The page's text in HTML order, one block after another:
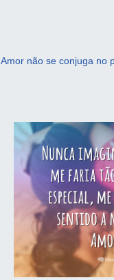
Amor não se conjuga no